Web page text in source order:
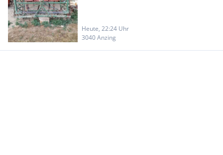
Heute, 22:24 Uhr
3040 Anzing